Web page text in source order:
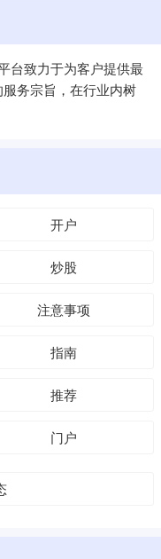
台致力于为客户提供最
务宗旨，在行业内树
开户
炒股
注意事项
指南
推荐
门户